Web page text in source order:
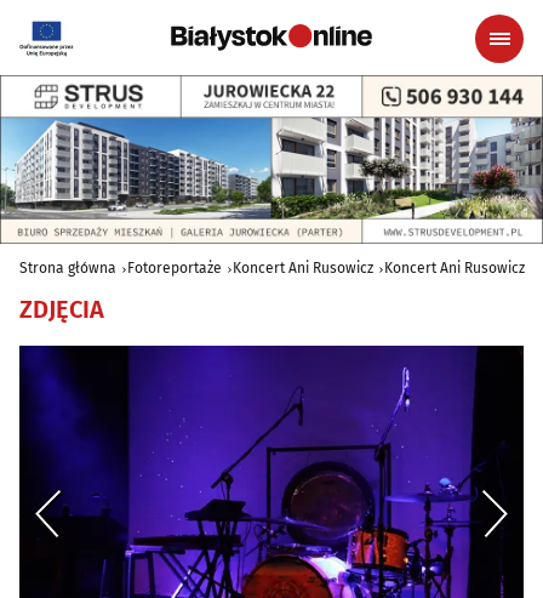
Strona główna Fotoreportaże Koncert Ani Rusowicz Koncert Ani Rusowicz
ZDJĘCIA